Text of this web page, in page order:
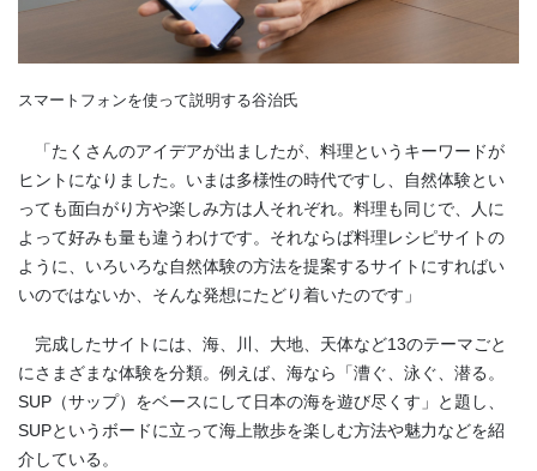
スマートフォンを使って説明する谷治氏
「たくさんのアイデアが出ましたが、料理というキーワードが
ヒントになりました。いまは多様性の時代ですし、自然体験とい
っても面白がり方や楽しみ方は人それぞれ。料理も同じで、人に
よって好みも量も違うわけです。それならば料理レシピサイトの
ように、いろいろな自然体験の方法を提案するサイトにすればい
いのではないか、そんな発想にたどり着いたのです」
完成したサイトには、海、川、大地、天体など13のテーマごと
にさまざまな体験を分類。例えば、海なら「漕ぐ、泳ぐ、潜る。
SUP（サップ）をベースにして日本の海を遊び尽くす」と題し、
SUPというボードに立って海上散歩を楽しむ方法や魅力などを紹
介している。